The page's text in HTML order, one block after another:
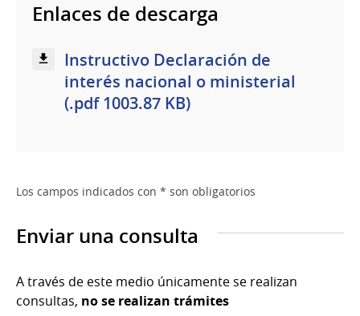
Enlaces de descarga
Instructivo Declaración de
interés nacional o ministerial
(.pdf 1003.87 KB)
Los campos indicados con * son obligatorios
Enviar una consulta
A través de este medio únicamente se realizan
consultas, no se realizan trámites